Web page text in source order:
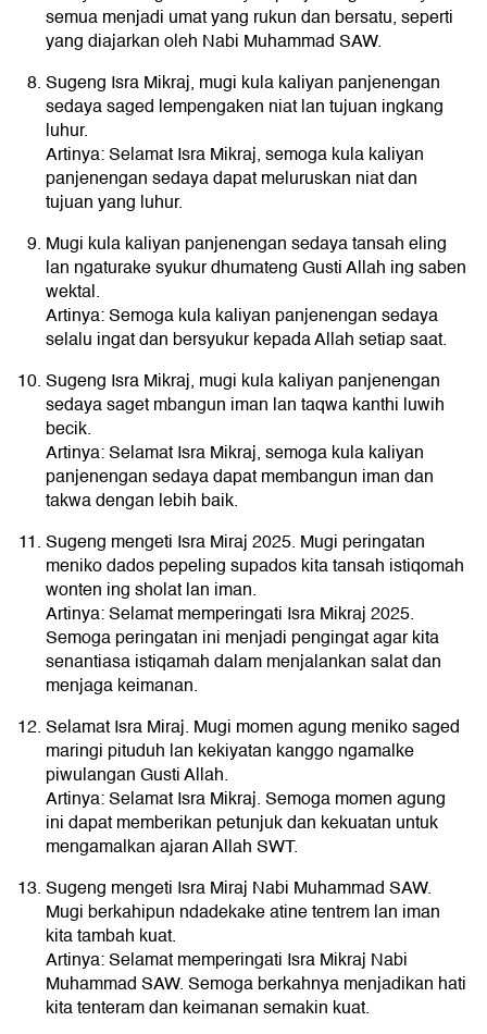
semua menjadi umat yang rukun dan bersatu, seperti
yang diajarkan oleh Nabi Muhammad SAW.
Sugeng Isra Mikraj, mugi kula kaliyan panjenengan
sedaya saged lempengaken niat lan tujuan ingkang
luhur.
Artinya: Selamat Isra Mikraj, semoga kula kaliyan
panjenengan sedaya dapat meluruskan niat dan
tujuan yang luhur.
Mugi kula kaliyan panjenengan sedaya tansah eling
lan ngaturake syukur dhumateng Gusti Allah ing saben
wektal.
Artinya: Semoga kula kaliyan panjenengan sedaya
selalu ingat dan bersyukur kepada Allah setiap saat.
Sugeng Isra Mikraj, mugi kula kaliyan panjenengan
sedaya saget mbangun iman lan taqwa kanthi luwih
becik.
Artinya: Selamat Isra Mikraj, semoga kula kaliyan
panjenengan sedaya dapat membangun iman dan
takwa dengan lebih baik.
Sugeng mengeti Isra Miraj 2025. Mugi peringatan
meniko dados pepeling supados kita tansah istiqomah
wonten ing sholat lan iman.
Artinya: Selamat memperingati Isra Mikraj 2025.
Semoga peringatan ini menjadi pengingat agar kita
senantiasa istiqamah dalam menjalankan salat dan
menjaga keimanan.
Selamat Isra Miraj. Mugi momen agung meniko saged
maringi pituduh lan kekiyatan kanggo ngamalke
piwulangan Gusti Allah.
Artinya: Selamat Isra Mikraj. Semoga momen agung
ini dapat memberikan petunjuk dan kekuatan untuk
mengamalkan ajaran Allah SWT.
Sugeng mengeti Isra Miraj Nabi Muhammad SAW.
Mugi berkahipun ndadekake atine tentrem lan iman
kita tambah kuat.
Artinya: Selamat memperingati Isra Mikraj Nabi
Muhammad SAW. Semoga berkahnya menjadikan hati
kita tenteram dan keimanan semakin kuat.